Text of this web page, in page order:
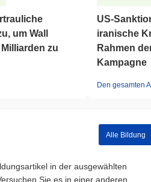
um Wall
zu
US-
iranische
Rahmen
Kampagne
Den gesamten
Alle Bildung
in der ausgewählten
Sie es in einer anderen